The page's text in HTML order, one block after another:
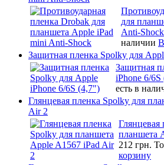
для
Anti-Shock
наличии
Защитная пленка Spolky для
Защитная
iPhone 6/
есть в
Глянцевая пленка Spolky для
Air 2
Глянцевая
планшета
212 грн.
корзину